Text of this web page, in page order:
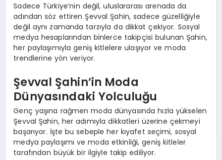
Sadece Türkiye’nin değil, uluslararası arenada da
adından söz ettiren Şevval Şahin, sadece güzelliğiyle
değil aynı zamanda tarzıyla da dikkat çekiyor. Sosyal
medya hesaplarından binlerce takipçisi bulunan Şahin,
her paylaşımıyla geniş kitlelere ulaşıyor ve moda
trendlerine yön veriyor.
Şevval Şahin’in Moda
Dünyasındaki Yolculuğu
Genç yaşına rağmen moda dünyasında hızla yükselen
Şevval Şahin, her adımıyla dikkatleri üzerine çekmeyi
başarıyor. İşte bu sebeple her kıyafet seçimi, sosyal
medya paylaşımı ve moda etkinliği, geniş kitleler
tarafından büyük bir ilgiyle takip ediliyor.